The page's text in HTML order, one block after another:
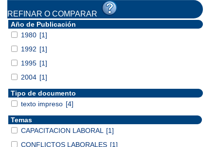
REFINAR O COMPARAR
Año de Publicación
1980 [1]
1992 [1]
1995 [1]
2004 [1]
Tipo de documento
texto impreso [4]
Temas
CAPACITACION LABORAL
[1]
CONFLICTOS LABORALES [1]